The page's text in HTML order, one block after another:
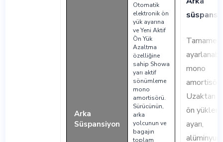
Arka
Süspansiyon
Otomatik
elektronik ön
yük ayarına
ve Yeni Aktif
Ön Yük
Azaltma
özelliğine
sahip Showa
yarı aktif
sönümleme
mono
amortisörü.
Sürücünün,
arka
yolcunun ve
bagajın
toplam
Tamamen
mono
amortisör,
Uzaktan
ön
ayarı,
alüminyum